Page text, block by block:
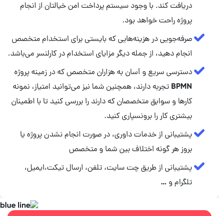
دریافت کند. با وجود سیستم پرداخت امن خیالتان از انجام
پروژه راحت خواهد بود.
صرفه‌جویی در هزینه‌هایی که بایستی برای استخدام متخصص
انجام دهید، از جمله دیگر مزایای استخدام در کارلنسر می‌باشد.
دسترسی سریع و آسان به هزاران متخصص که در زمینه پروژه
BPMN تجربه دارند، همچنین شما نیز می‌توانید امتیاز، نمونه
کار‌ها و سوابق متخصصان که دارند را بررسی کنید تا با اطمینان
بیشتری کار را برونسپاری کنید.
پشتیبانی از خدمات داوری، در صورت انجام نشدن پروژه یا
بروز هر گونه اختلاف بین شما و متخصص
پشتیبانی از طریق چت سایت، تلفن، ارسال تیکت،‌ایمیل،
تلگرام و …